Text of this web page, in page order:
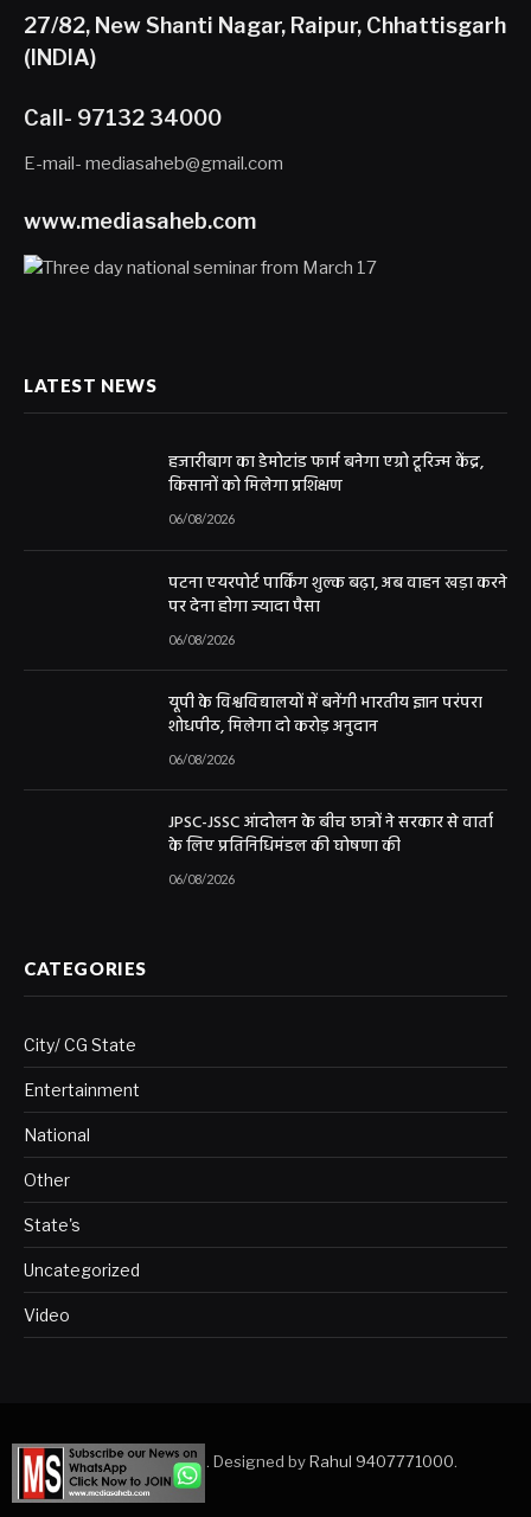
27/82, New Shanti Nagar, Raipur, Chhattisgarh
(INDIA)
Call- 97132 34000
E-mail- mediasaheb@gmail.com
www.mediasaheb.com
LATEST NEWS
हजारीबाग का डेमोटांड फार्म बनेगा एग्रो टूरिज्म केंद्र,
किसानों को मिलेगा प्रशिक्षण
06/08/2026
पटना एयरपोर्ट पार्किंग शुल्क बढ़ा, अब वाहन खड़ा करने
पर देना होगा ज्यादा पैसा
06/08/2026
यूपी के विश्वविद्यालयों में बनेंगी भारतीय ज्ञान परंपरा
शोधपीठ, मिलेगा दो करोड़ अनुदान
06/08/2026
JPSC-JSSC आंदोलन के बीच छात्रों ने सरकार से वार्ता
के लिए प्रतिनिधिमंडल की घोषणा की
06/08/2026
CATEGORIES
City/ CG State
Entertainment
National
Other
State's
Uncategorized
Video
Copyright © 2023. Designed byRahul 9407771000.